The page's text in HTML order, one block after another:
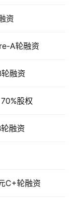
资
A轮融资
融资
股权
融资
C+轮融资